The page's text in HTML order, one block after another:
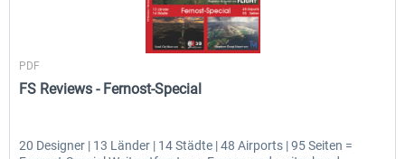
FS Reviews
PDF
FS Reviews - Fernost-Special
20 Designer | 13 Länder | 14 Städte | 48 Airports | 95 Seiten =